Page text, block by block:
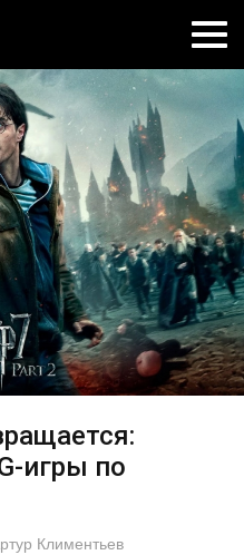
игры по
Климентьев